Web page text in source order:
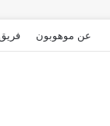
عن موهوبون